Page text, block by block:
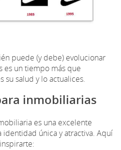
puede (y debe) evolucionar
es un tiempo más que
su salud y lo actualices.
inmobiliarias
es una excelente
única y atractiva. Aquí